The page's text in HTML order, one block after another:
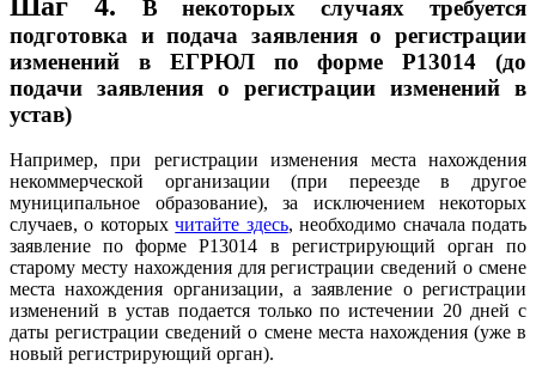
В некоторых случаях требуется
подготовка и подача заявления о регистрации
изменений в ЕГРЮЛ по форме Р13014 (до
подачи заявления о регистрации изменений в
устав)
Например, при регистрации изменения места нахождения
некоммерческой организации (при переезде в другое
муниципальное образование), за исключением некоторых
случаев, о которыхчитайте здесь, необходимо сначала подать
заявление по форме Р13014 в регистрирующий орган по
старому месту нахождения для регистрации сведений о смене
места нахождения организации, а заявление о регистрации
изменений в устав подается только по истечении 20 дней с
даты регистрации сведений о смене места нахождения (уже в
новый регистрирующий орган).